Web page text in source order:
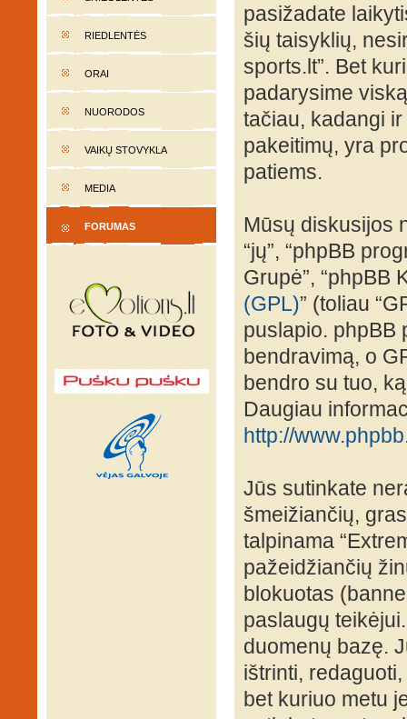
RIEDLENTĖS
ORAI
NUORODOS
VAIKŲ STOVYKLA
MEDIA
FORUMAS
pasižadate
šių taisyklių,
sports.lt”. Bet
padarysime
tačiau, kadangi
pakeitimų, yra
patiems.
Mūsų diskusijos
“jų”, “phpBB
Grupė”, “phpBB
(GPL)” (toliau
puslapio. phpBB
bendravimą, o
bendro su tuo,
Daugiau
http://
Jūs sutinkate
šmeižiančių,
talpinama
pažeidžiančių
blokuotas
paslaugų
duomenų bazę.
ištrinti,
bet kuriuo metu